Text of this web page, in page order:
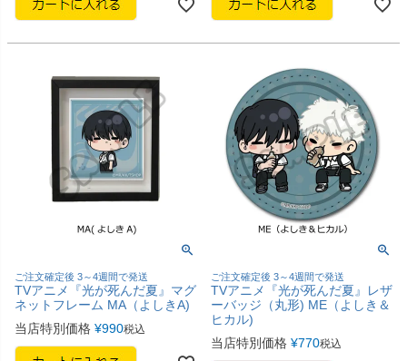
ご注文確定後 3～4週間で発送
TVアニメ『光が死んだ夏』マグ
ネットフレーム MA（よしきA)
当店特別価格 ¥990税込
ご注文確定後 3～4週間で発送
TVアニメ『光が死んだ夏』レザ
ーバッジ（丸形) ME（よしき＆
ヒカル)
当店特別価格 ¥770税込